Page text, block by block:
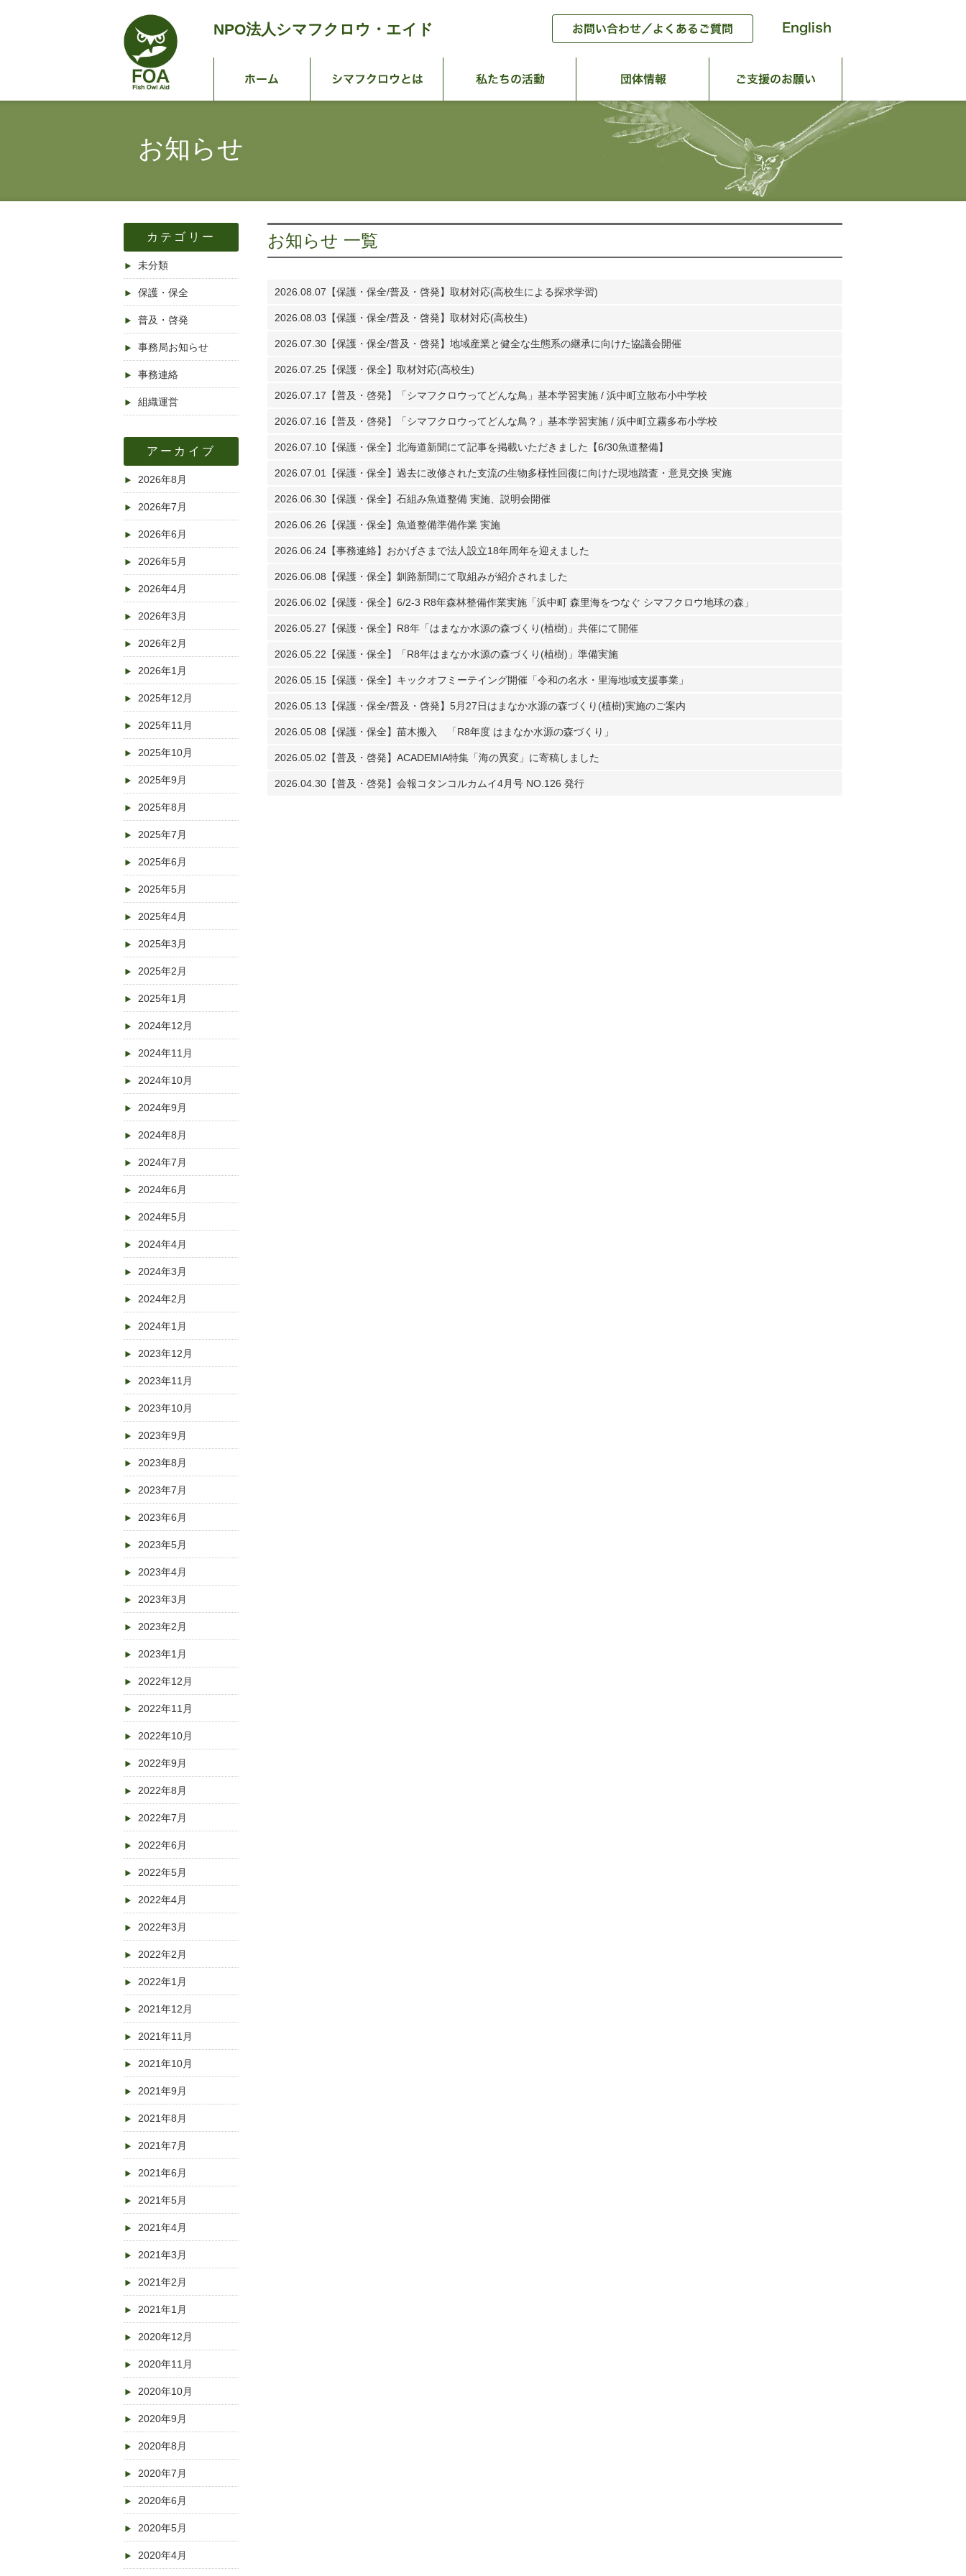
NPO法人 シマフクロウ・エイド
ホーム シマフクロウとは 私たちの活動 団体情報
お知らせ
お知らせ 一覧
2026.08.07 【保護・保全/普及・啓発】取材対応(高校生による探求学習)
2026.08.03 【保護・保全/普及・啓発】取材対応(高校生)
2026.07.30 【保護・保全/普及・啓発】地域産業と健全な生態系の継承に向けた協議会開催
2026.07.25 【保護・保全】取材対応(高校生)
2026.07.17 【普及・啓発】「シマフクロウってどんな鳥」基本学習実施 / 浜中町立散布小中学校
2026.07.16 【普及・啓発】「シマフクロウってどんな鳥？」基本学習実施 / 浜中町立霧多布小学校
2026.07.10 【保護・保全】北海道新聞にて記事を掲載いただきました【6/30魚道整備】
2026.07.01 【保護・保全】過去に改修された支流の生物多様性回復に向けた現地踏査・意見交換 実施
2026.06.30 【保護・保全】石組み魚道整備 実施、説明会開催
2026.06.26 【保護・保全】魚道整備準備作業 実施
2026.06.24 【事務連絡】おかげさまで法人設立18年周年を迎えました
2026.06.08 【保護・保全】釧路新聞にて取組みが紹介されました
2026.06.02 【保護・保全】6/2-3 R8年森林整備作業実施「浜中町 森里海をつなぐ シマフクロウ地球の森」
2026.05.27 【保護・保全】R8年「はまなか水源の森づくり(植樹)」共催にて開催
2026.05.22 【保護・保全】「R8年はまなか水源の森づくり(植樹)」準備実施
2026.05.15 【保護・保全】キックオフミーテイング開催「令和の名水・里海地域支援事業」
2026.05.13 【保護・保全/普及・啓発】5月27日はまなか水源の森づくり(植樹)実施のご案内
2026.05.08 【保護・保全】苗木搬入 「R8年度 はまなか水源の森づくり」
2026.05.02 【普及・啓発】ACADEMIA特集「海の異変」に寄稿しました
2026.04.30 【普及・啓発】会報コタンコルカムイ4月号 NO.126 発行
カテゴリー
未分類
保護・保全
普及・啓発
事務局お知らせ
事務連絡
組織運営
アーカイブ
2026年8月
2026年7月
2026年6月
2026年5月
2026年4月
2026年3月
2026年2月
2026年1月
2025年12月
2025年11月
2025年10月
2025年9月
2025年8月
2025年7月
2025年6月
2025年5月
2025年4月
2025年3月
2025年2月
2025年1月
2024年12月
2024年11月
2024年10月
2024年9月
2024年8月
2024年7月
2024年6月
2024年5月
2024年4月
2024年3月
2024年2月
2024年1月
2023年12月
2023年11月
2023年10月
2023年9月
2023年8月
2023年7月
2023年6月
2023年5月
2023年4月
2023年3月
2023年2月
2023年1月
2022年12月
2022年11月
2022年10月
2022年9月
2022年8月
2022年7月
2022年6月
2022年5月
2022年4月
2022年3月
2022年2月
2022年1月
2021年12月
2021年11月
2021年10月
2021年9月
2021年8月
2021年7月
2021年6月
2021年5月
2021年4月
2021年3月
2021年2月
2021年1月
2020年12月
2020年11月
2020年10月
2020年9月
2020年8月
2020年7月
2020年6月
2020年5月
2020年4月